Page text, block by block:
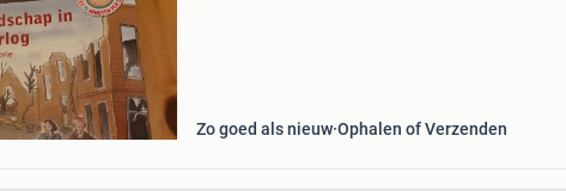
Zo goed als nieuw Ophalen of Verzenden